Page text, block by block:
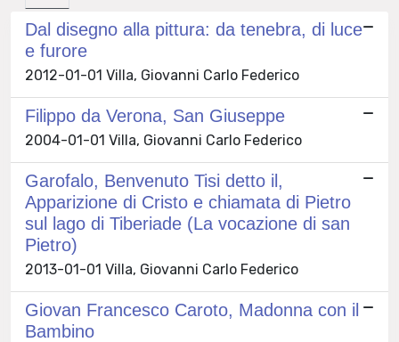
Dal disegno alla pittura: da tenebra, di luce
e furore
2012-01-01 Villa, Giovanni Carlo Federico
Filippo da Verona, San Giuseppe
2004-01-01 Villa, Giovanni Carlo Federico
Garofalo, Benvenuto Tisi detto il,
Apparizione di Cristo e chiamata di Pietro
sul lago di Tiberiade (La vocazione di san
Pietro)
2013-01-01 Villa, Giovanni Carlo Federico
Giovan Francesco Caroto, Madonna con il
Bambino